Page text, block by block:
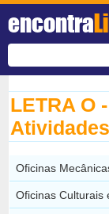
encontra
LETRA O
Atividades
Oficinas
Oficinas Culturais